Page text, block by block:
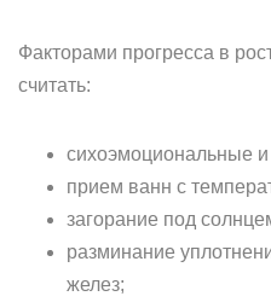
Факторами прогресса в
считать:
сихоэмоциональные
прием ванн с
загорание под
разминание
желез;